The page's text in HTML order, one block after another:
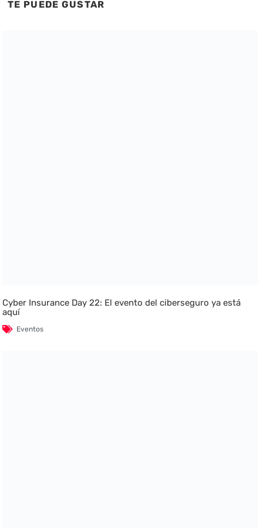
TE PUEDE GUSTAR
Cyber Insurance Day 22: El evento del ciberseguro ya está
aquí
Eventos